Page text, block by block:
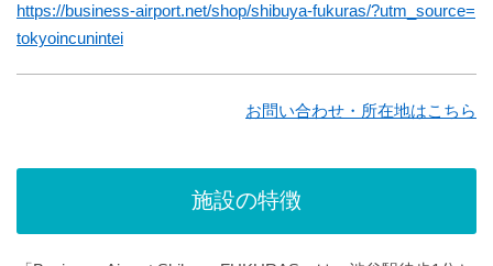
https://business-airport.net/shop/shibuya-fukuras/?utm_source=
tokyoincunintei
お問い合わせ・所在地はこちら
施設の特徴